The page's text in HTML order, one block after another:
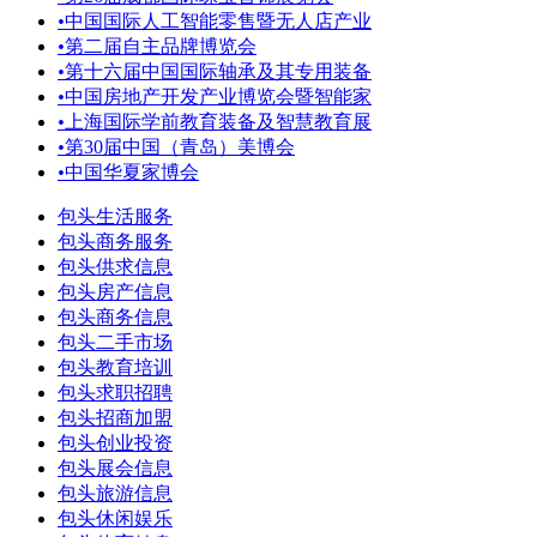
•中国国际人工智能零售暨无人店产业
•第二届自主品牌博览会
•第十六届中国国际轴承及其专用装备
•中国房地产开发产业博览会暨智能家
• 上海国际学前教育装备及智慧教育展
•第30届中国（青岛）美博会
•中国华夏家博会
包头生活服务
包头商务服务
包头供求信息
包头房产信息
包头商务信息
包头二手市场
包头教育培训
包头求职招聘
包头招商加盟
包头创业投资
包头展会信息
包头旅游信息
包头休闲娱乐